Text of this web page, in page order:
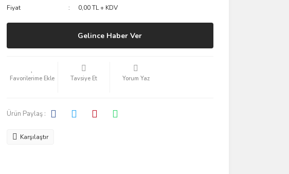
Fiyat
0,00 TL + KDV
Gelince Haber Ver
Tavsiye Et Yorum Yaz
Ürün Paylaş :
Karşılaştır